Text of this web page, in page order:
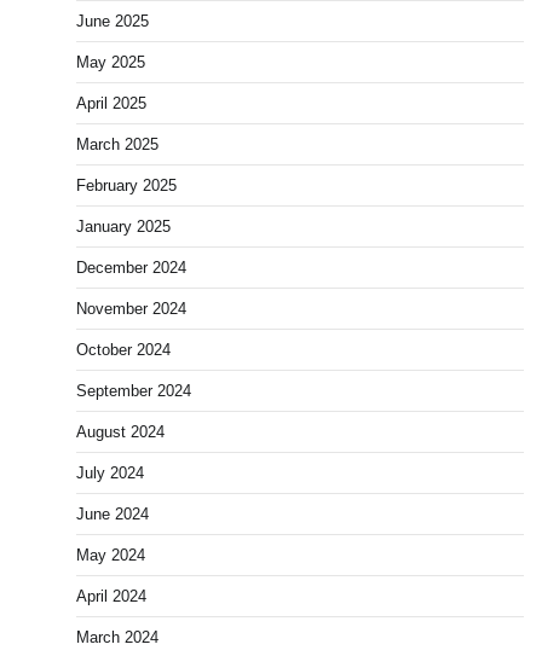
June 2025
May 2025
April 2025
March 2025
February 2025
January 2025
December 2024
November 2024
October 2024
September 2024
August 2024
July 2024
June 2024
May 2024
April 2024
March 2024